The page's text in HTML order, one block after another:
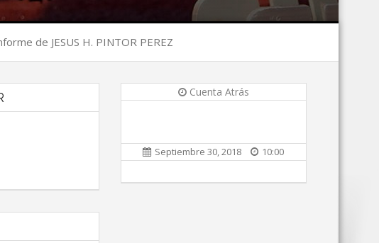
de JESUS H. PINTOR PEREZ
Cuenta Atrás
Septiembre 30, 2018 10:00